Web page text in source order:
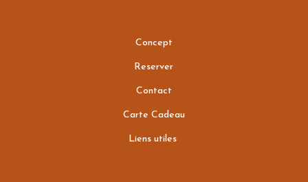
Concept
Reserver
Contact
Carte Cadeau
Liens utiles